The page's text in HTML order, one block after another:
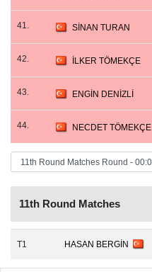
41. SİNAN TURAN
42. İLKER TÖMEKÇE
43. ENGİN DENİZLİ
44. NECDET TÖMEKÇE
11th Round Matches
T1 HASAN BERGİN